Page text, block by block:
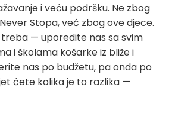
i veću podršku. Ne zbog
Stopa, već zbog ove djece.
treba — uporedite nas sa svim
i školama košarke iz bliže i
nas po budžetu, pa onda po
ćete kolika je to razlika —